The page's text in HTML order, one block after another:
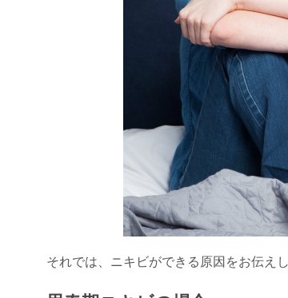
それでは、ニキビができる原因をお伝えし